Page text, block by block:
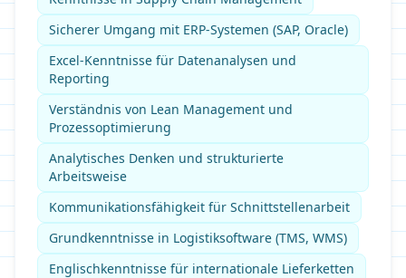
Sicherer Umgang mit ERP-Systemen (SAP, Oracle)
Excel-Kenntnisse für Datenanalysen und
Reporting
Verständnis von Lean Management und
Prozessoptimierung
Analytisches Denken und strukturierte
Arbeitsweise
Kommunikationsfähigkeit für Schnittstellenarbeit
Grundkenntnisse in Logistiksoftware (TMS, WMS)
Englischkenntnisse für internationale Lieferketten